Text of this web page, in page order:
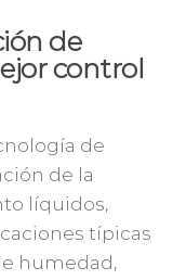
de
control
de
de la
líquidos,
típicas
humedad,